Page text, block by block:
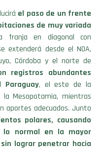
el paso de un frente
de muy variada
franja en diagonal con
extenderá desde el NOA,
Córdoba y el norte de
registros abundantes
, el este de la
Mesopotamia, mientras
aportes adecuados. Junto
polares, causando
lo normal en la mayor
lograr penetrar hacia